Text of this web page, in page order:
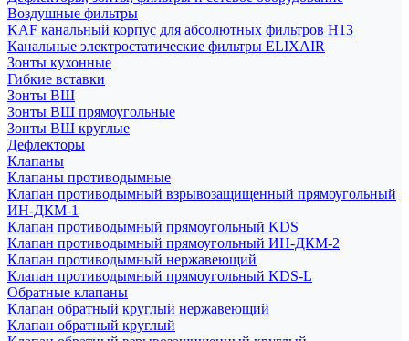
Воздушные фильтры
KAF канальный корпус для абсолютных фильтров H13
Канальные электростатические фильтры ELIXAIR
Зонты кухонные
Гибкие вставки
Зонты ВШ
Зонты ВШ прямоугольные
Зонты ВШ круглые
Дефлекторы
Клапаны
Клапаны противодымные
Клапан противодымный взрывозащищенный прямоугольный
ИН-ДКМ-1
Клапан противодымный прямоугольный KDS
Клапан противодымный прямоугольный ИН-ДКМ-2
Клапан противодымный нержавеющий
Клапан противодымный прямоугольный KDS-L
Обратные клапаны
Клапан обратный круглый нержавеющий
Клапан обратный круглый